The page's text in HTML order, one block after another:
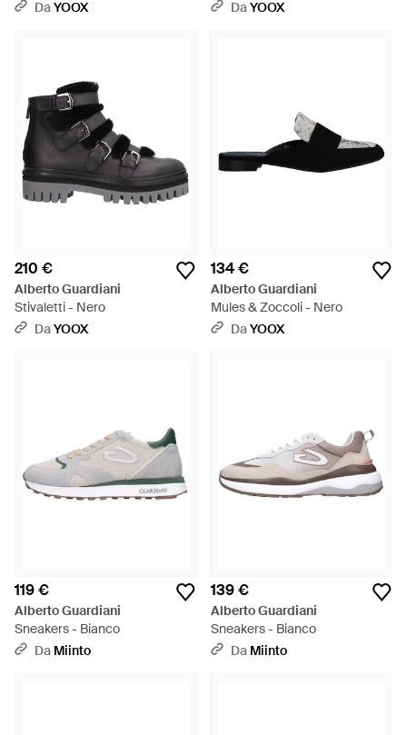
DaYOOX DaYOOX
210 €
Alberto Guardiani
Stivaletti - Nero
DaYOOX
134 €
Alberto Guardiani
Mules & Zoccoli - Nero
DaYOOX
119 €
Alberto Guardiani
Sneakers - Bianco
Da Miinto
139 €
Alberto Guardiani
Sneakers - Bianco
Da Miinto